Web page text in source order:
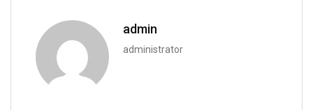
admin
administrator